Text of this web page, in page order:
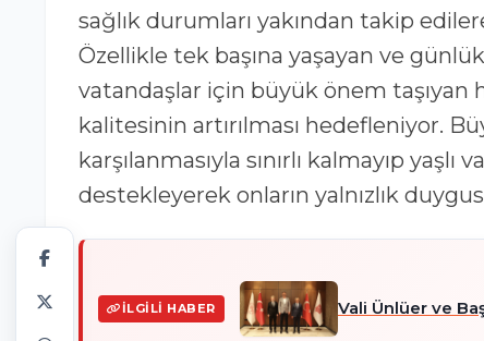
sağlık durumları yakından takip
Özellikle tek başına yaşayan ve
vatandaşlar için büyük önem taşıyan
kalitesinin artırılması hedefleniyor.
karşılanmasıyla sınırlı kalmayıp yaşlı
destekleyerek onların yalnızlık
İLGILI HABER Vali Ünlüer ve